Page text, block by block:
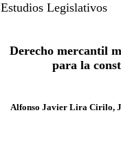
Estudios Legislativos
Derecho mercantil
para la
Alfonso Javier Lira Cirilo,